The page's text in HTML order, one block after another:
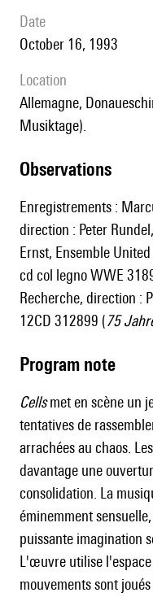
date
October 16, 1993
location
Allemagne, Donaueschingen (Donaueschinger
Musiktage).
observations
Enregistrements :
direction : Peter
Ernst, Ensemble
cd col legno WWE
Recherche, direction :
12CD 312899 (75
Program note
Cellsmet en scène un
tentatives de
arrachées au chaos.
davantage une
consolidation. La
éminemment
puissante imagination
L'œuvre utilise
mouvements sont